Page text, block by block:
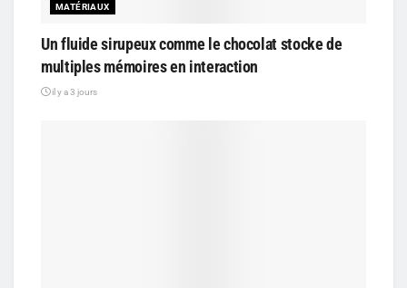
MATÉRIAUX
Un fluide sirupeux comme le chocolat stocke de
multiples mémoires en interaction
il y a 3 jours